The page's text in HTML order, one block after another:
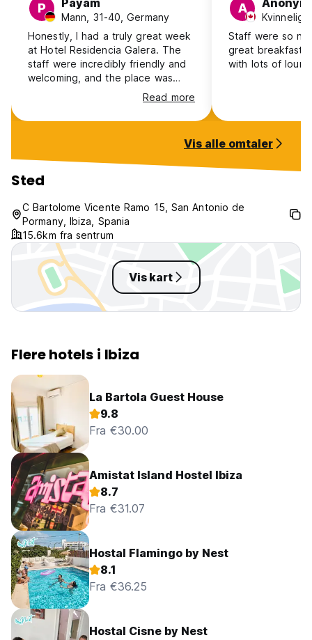
P Payam
Mann, 31-40, Germany
Honestly, I had a truly great week
at Hotel Residencia Galera. The
staff were incredibly friendly and
welcoming, and the place was
spotlessly clean. The location is
perfect—just about 150 steps
from San Antonio beach. I’ll
Read more
A Anonym
Kvinnelig,
Staff were so
great breakfast,
with lots of
Vis alle omtaler
Sted
C Bartolome Vicente Ramo 15, San Antonio de
Pormany, Ibiza, Spania
15.6km fra sentrum
Vis kart
Flere hotels i Ibiza
La Bartola Guest House
9.8
Fra €30.00
Amistat Island Hostel Ibiza
8.7
Fra €31.07
Hostal Flamingo by Nest
8.1
Fra €36.25
Hostal Cisne by Nest